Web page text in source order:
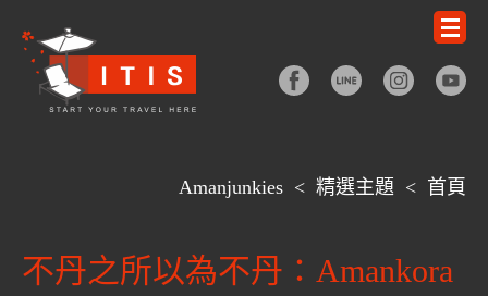
Amanjunkies < 精選主題 < 首頁
不丹之所以為不丹：Amankora